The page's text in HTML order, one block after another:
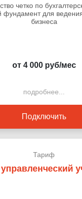
четко по
фундамент для
бизнеса
от 4 000 руб/мес
подробнее...
Подключить
Тариф